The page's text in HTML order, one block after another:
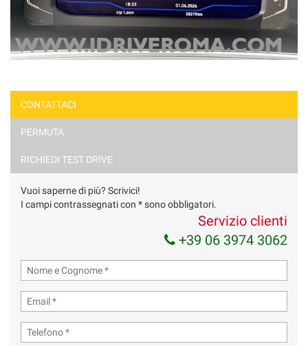
CONTATTACI
PERMUTA
RICHIEDI TEST DRIVE
Vuoi saperne di più? Scrivici!
I campi contrassegnati con * sono obbligatori.
Servizio clienti
+39 06 3974 3062